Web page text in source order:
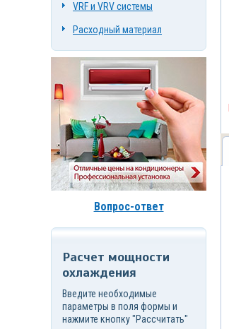
VRF и VRV системы
Расходный материал
Вопрос-ответ
Расчет мощности
охлаждения
Введите необходимые
параметры в поля формы и
нажмите кнопку "Рассчитать"